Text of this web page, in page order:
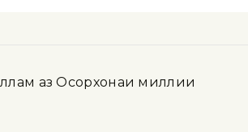
аз Осорхонаи миллии